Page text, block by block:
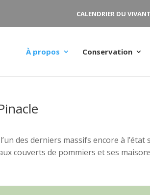
CALENDRIER DU VIVANT
À propos Conservation
des derniers massifs encore à
couverts de pommiers et ses